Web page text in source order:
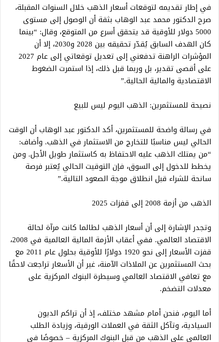
في إطار تقديمه لتوقعات أسعار الذهب خلال السنوات المقبلة،
صرح الدكتور محمد عبد الوهاب بثقة أن الوصول إلى مستوى
5000 دولار للأوقية قد يتحقق أسرع من المتوقع، وقال: “بينما
كان الهدف السابق يُقدّر تحقيقه بين 2028 و2030، إلا أن
المؤشرات الراهنة تدفعني إلى تعديل توقعاتي إلى عام 2027
على أقصى تقدير، بل وربما قبل ذلك، إذا استمرت الضغوط
الاقتصادية والمالية الحالية.”
نصيحة للمستثمرين: الذهب اليوم ليس للبيع
في رسالة واضحة للمستثمرين، أكد الدكتور عبد الوهاب أن الوقت
الحالي ليس مناسبًا للتخارج من الاستثمار في الذهب. وأضاف:
“من يمتلك الذهب عليه الاحتفاظ به كاستثمار طويل الأجل. ومن
يخطط للدخول إلى السوق، فإن التوقيت الحالي يُعتبر فرصة
سانحة للشراء قبل انطلاق موجة الصعود التالية.”
الذهب من أزمة 2008 إلى قفزات 2025
وتجدر الإشارة إلى أن أسعار الذهب لطالما كانت مرآة لحالة
الاقتصاد العالمي. ففي أعقاب الأزمة المالية العالمية في 2008،
قفزت الأسعار إلى نحو 1920 دولارًا للأوقية بحلول عام 2011 مع
بحث المستثمرين عن الملاذات الآمنة، غير أن الأسعار تراجعت لاحقًا
مع تعافي الاقتصاد العالمي وسيطرة البنوك المركزية على
معدلات التضخم.
أما اليوم، فنحن أمام مشهد مختلف، إذ أن تراكم الديون
السيادية، وتآكل الثقة في العملات الورقية، وزيادة الطلب
العالمي على الذهب من قبل البنوك المركزية – خصوصًا في